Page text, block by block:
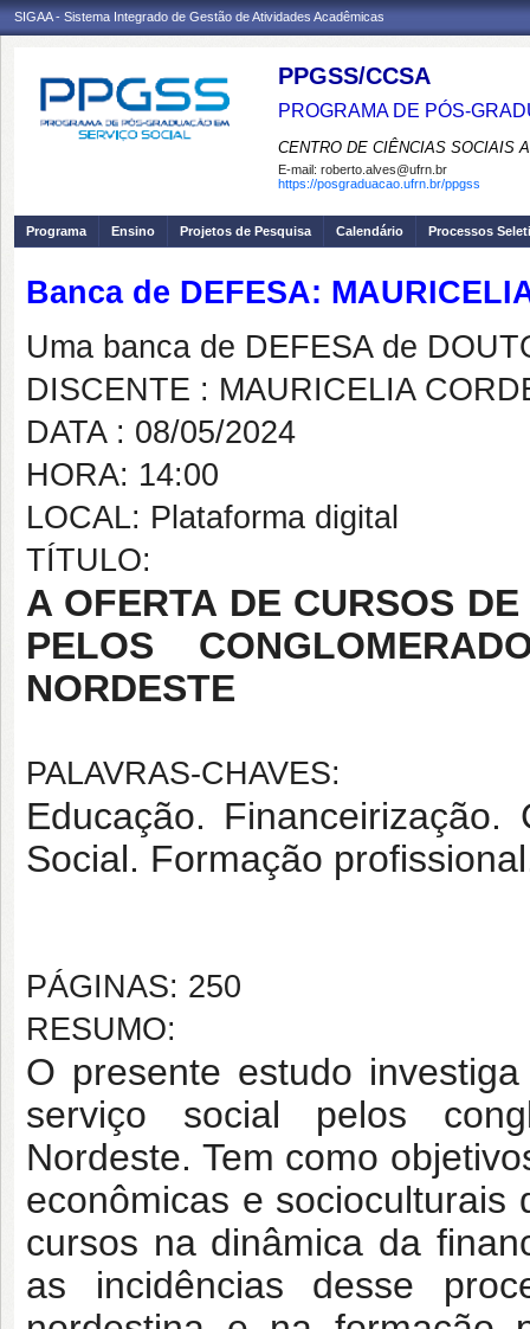
SIGAA - Sistema Integrado de Gestão de Atividades Acadêmicas
PPGSS/CCSA
PROGRAMA DE PÓS-
CENTRO DE CIÊNCIAS SOCIAIS
E-mail: roberto.alves@ufrn.br
https://posgraduacao.ufrn.br/ppgss
Programa Ensino Projetos de Pesquisa Calendário Processos
Banca de DEFESA:
Uma banca de DEFESA de
DISCENTE : MAURICELIA
DATA : 08/05/2024
HORA: 14:00
LOCAL: Plataforma digital
TÍTULO:
A OFERTA DE CURSOS
PELOS
NORDESTE
PALAVRAS-CHAVES:
Educação.
Social. Formação
PÁGINAS: 250
RESUMO:
O presente estudo
serviço social pelos
Nordeste. Tem como
econômicas e socioculturais
cursos na dinâmica da
as incidências desse